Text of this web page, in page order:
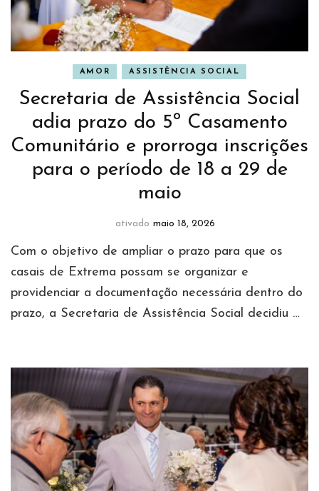
AMOR ASSISTÊNCIA SOCIAL
Secretaria de Assistência Social
adia prazo do 5º Casamento
Comunitário e prorroga inscrições
para o período de 18 a 29 de
maio
ativado maio 18, 2026
Com o objetivo de ampliar o prazo para que os
casais de Extrema possam se organizar e
providenciar a documentação necessária dentro do
prazo, a Secretaria de Assistência Social decidiu …